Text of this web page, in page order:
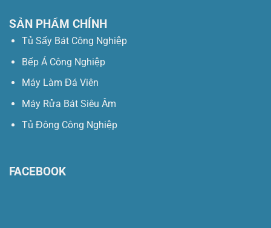
SẢN PHẨM CHÍNH
Tủ Sấy Bát Công Nghiệp
Bếp Á Công Nghiệp
Máy Làm Đá Viên
Máy Rửa Bát Siêu Âm
Tủ Đông Công Nghiệp
FACEBOOK